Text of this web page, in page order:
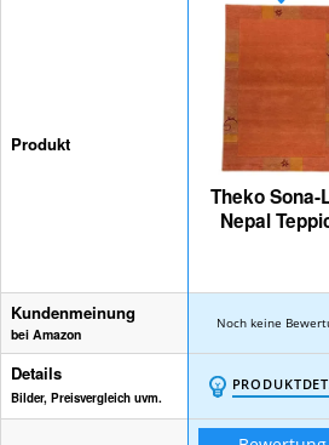
Produkt
Theko Sona-
Nepal
Kundenmeinung
bei Amazon
Noch keine
Details
Bilder, Preisvergleich uvm.